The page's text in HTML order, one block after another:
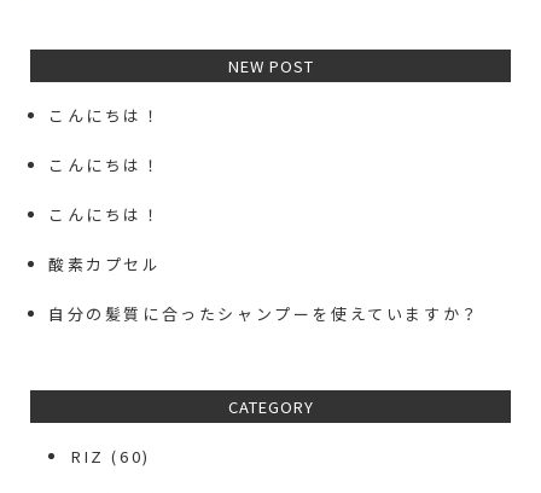
NEW POST
こんにちは！
こんにちは！
こんにちは！
酸素カプセル
自分の髪質に合ったシャンプーを使えていますか？
CATEGORY
RIZ (60)